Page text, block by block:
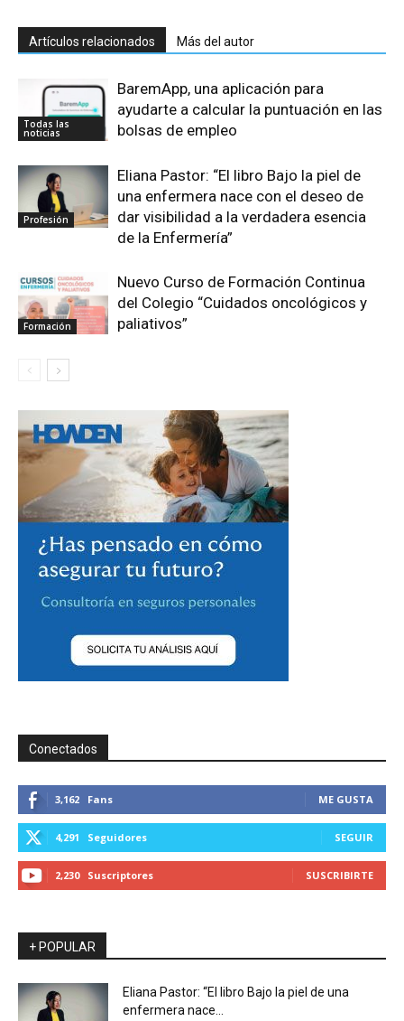
Artículos relacionados Más del autor
Todas las
noticias
BaremApp, una aplicación para
ayudarte a calcular la puntuación en las
bolsas de empleo
Profesión
Eliana Pastor: “El libro Bajo la piel de
una enfermera nace con el deseo de
dar visibilidad a la verdadera esencia
de la Enfermería”
Formación
Nuevo Curso de Formación Continua
del Colegio “Cuidados oncológicos y
paliativos”
Conectados
3,162 Fans ME GUSTA
4,291 Seguidores SEGUIR
2,230 Suscriptores SUSCRIBIRTE
+ POPULAR
Eliana Pastor: “El libro Bajo la piel de una
enfermera nace...